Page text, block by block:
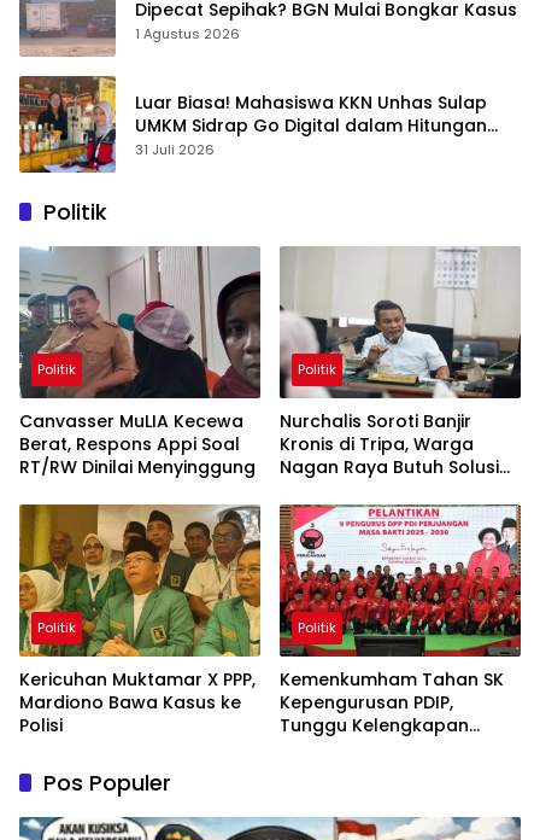
Dipecat Sepihak? BGN Mulai Bongkar Kasus
1 Agustus 2026
Luar Biasa! Mahasiswa KKN Unhas Sulap
UMKM Sidrap Go Digital dalam Hitungan
Hari
31 Juli 2026
Politik
Politik
Canvasser MuLIA Kecewa
Berat, Respons Appi Soal
RT/RW Dinilai Menyinggung
Politik
Nurchalis Soroti Banjir
Kronis di Tripa, Warga
Nagan Raya Butuh Solusi
Politik
Kericuhan Muktamar X PPP,
Mardiono Bawa Kasus ke
Polisi
Politik
Kemenkumham Tahan SK
Kepengurusan PDIP,
Tunggu Kelengkapan
Pos Populer